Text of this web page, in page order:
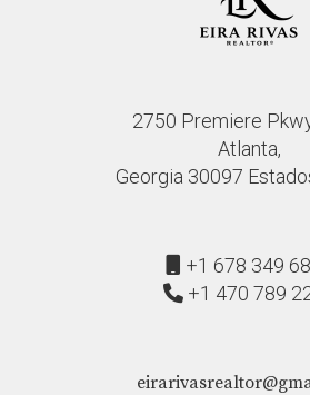
2750 Premiere
Atlanta,
Georgia 30097
+1 678 349
+1 470 789